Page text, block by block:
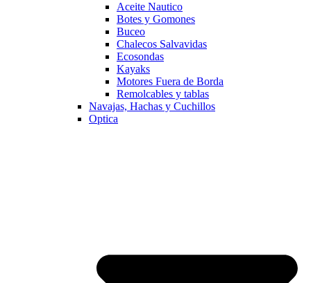
Aceite Nautico
Botes y Gomones
Buceo
Chalecos Salvavidas
Ecosondas
Kayaks
Motores Fuera de Borda
Remolcables y tablas
Navajas, Hachas y Cuchillos
Optica